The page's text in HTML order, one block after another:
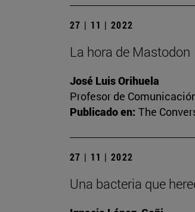
27 | 11 | 2022
La hora de Mastodon
José Luis Orihuela
Profesor de
Publicado en: The
27 | 11 | 2022
Una bacteria que